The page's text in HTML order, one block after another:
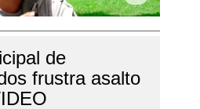
de
frustra asalto